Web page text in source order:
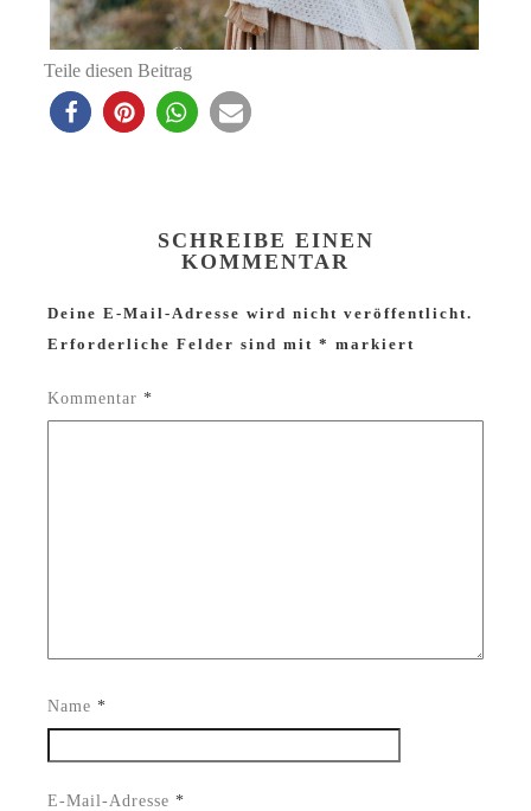
Teile diesen Beitrag
SCHREIBE EINEN
KOMMENTAR
Deine E-Mail-Adresse wird nicht veröffentlicht.
Erforderliche Felder sind mit* markiert
Kommentar*
Name*
E-Mail-Adresse*